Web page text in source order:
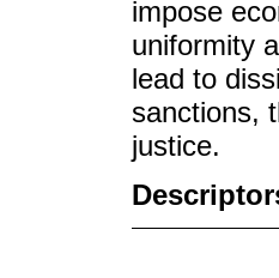
impose
uniformity
lead to
sanctions,
justice.